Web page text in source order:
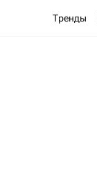
Тренды